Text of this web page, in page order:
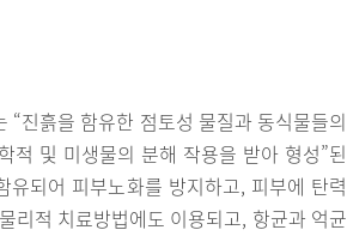
“진흙을 함유한 점토성 물질과 동식물들의
적 및 미생물의 분해 작용을 받아 형성”된
되어 피부노화를 방지하고, 피부에 탄력
리적 치료방법에도 이용되고, 항균과 억균